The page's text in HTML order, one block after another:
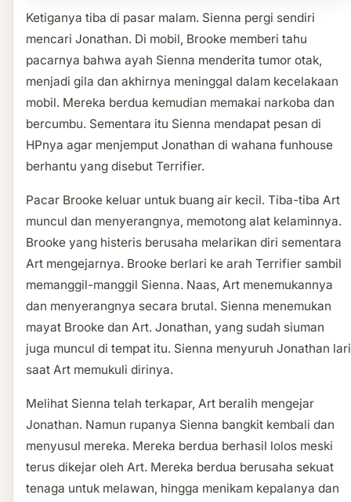
Ketiganya tiba di pasar malam. Sienna pergi sendiri
mencari Jonathan. Di mobil, Brooke memberi tahu
pacarnya bahwa ayah Sienna menderita tumor otak,
menjadi gila dan akhirnya meninggal dalam kecelakaan
mobil. Mereka berdua kemudian memakai narkoba dan
bercumbu. Sementara itu Sienna mendapat pesan di
HPnya agar menjemput Jonathan di wahana funhouse
berhantu yang disebut Terrifier.
Pacar Brooke keluar untuk buang air kecil. Tiba-tiba Art
muncul dan menyerangnya, memotong alat kelaminnya.
Brooke yang histeris berusaha melarikan diri sementara
Art mengejarnya. Brooke berlari ke arah Terrifier sambil
memanggil-manggil Sienna. Naas, Art menemukannya
dan menyerangnya secara brutal. Sienna menemukan
mayat Brooke dan Art. Jonathan, yang sudah siuman
juga muncul di tempat itu. Sienna menyuruh Jonathan lari
saat Art memukuli dirinya.
Melihat Sienna telah terkapar, Art beralih mengejar
Jonathan. Namun rupanya Sienna bangkit kembali dan
menyusul mereka. Mereka berdua berhasil lolos meski
terus dikejar oleh Art. Mereka berdua berusaha sekuat
tenaga untuk melawan, hingga menikam kepalanya dan